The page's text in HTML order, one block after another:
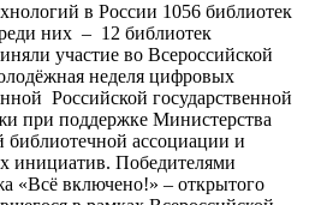
в России 1056 библиотек
них – 12 библиотек
участие во Всероссийской
неделя цифровых
Российской государственной
при поддержке Министерства
ассоциации и
инициатив. Победителями
«Всё включено!» – открытого